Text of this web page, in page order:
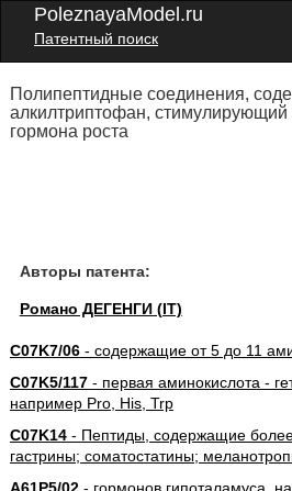
PoleznayaModel.ru
Патентный поиск
Полипептидные соединения,
алкилтриптофан,
гормона роста
Авторы патента:
Романо ДЕГЕНГИ (IT)
C07K7/06- содержащие от 5 до 11
C07K5/117- первая аминокислота -
например Pro, His, Trp
C07K14- Пептиды, содержащие
гастрины; соматостатины;